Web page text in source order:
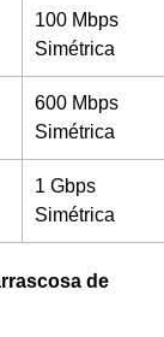
100 Mbps
Simétrica
600 Mbps
Simétrica
1 Gbps
Simétrica
de